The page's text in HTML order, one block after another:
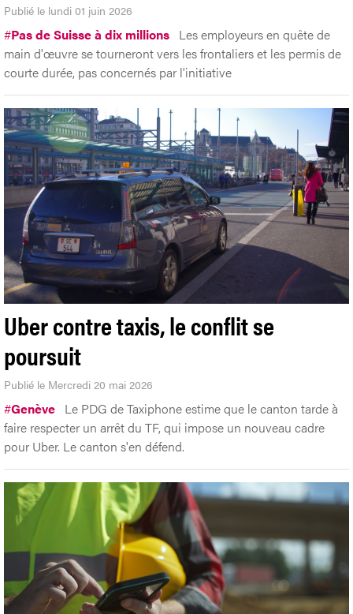
Publié le lundi 01 juin 2026
#Pas de Suisse à dix millions Les employeurs en quête de
main d'œuvre se tourneront vers les frontaliers et les permis de
courte durée, pas concernés par l'initiative
Uber contre taxis, le conflit se
poursuit
Publié le Mercredi 20 mai 2026
#Genève Le PDG de Taxiphone estime que le canton tarde à
faire respecter un arrêt du TF, qui impose un nouveau cadre
pour Uber. Le canton s'en défend.